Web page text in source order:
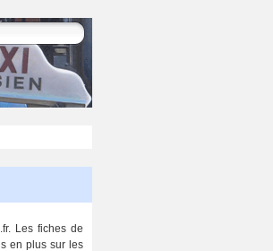
Les fiches de
en plus sur les